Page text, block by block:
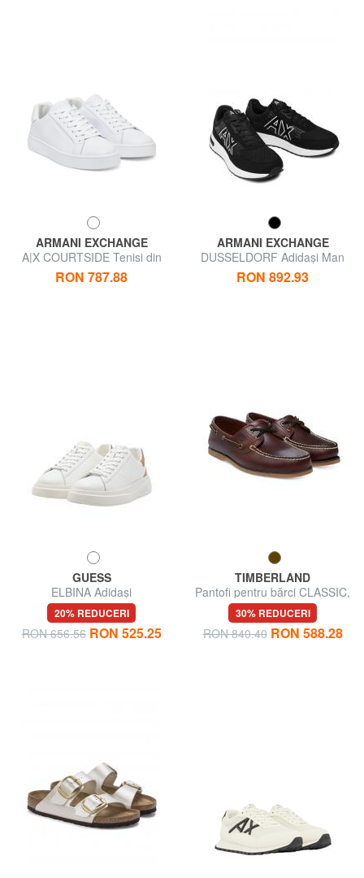
ARMANI EXCHANGE
A|X COURTSIDE Tenisi din
piele
RON 787.88
ARMANI EXCHANGE
DUSSELDORF Adidași Man
RON 892.93
GUESS
ELBINA Adidași
20% REDUCERI
RON 656.56 RON 525.25
TIMBERLAND
Pantofi pentru bărci CLASSIC,
din piele
30% REDUCERI
RON 840.40 RON 588.28